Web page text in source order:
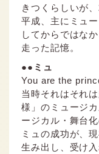
きつくらしいが
平成、主にミュ
してからではな
走った記憶。
●●ミュ
You are the
当時それはそれ
様」のミュージ
ージカル・舞台
ミュの成功が、
生み出し、受け
価格
pt